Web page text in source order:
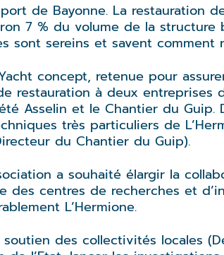
de Bayonne. La restauration
7 % du volume de la structure
sont sereins et savent comment
concept, retenue pour
restauration à deux
Asselin et le Chantier du
très particuliers de
du Chantier du Guip).
a souhaité élargir la
centres de recherches et
L’Hermione.
des collectivités locales